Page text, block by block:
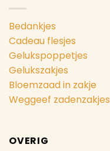
Bedankjes
Cadeau flesjes
Gelukspoppetjes
Gelukszakjes
Bloemzaad in zakje
Weggeef zadenzakjes
OVERIG